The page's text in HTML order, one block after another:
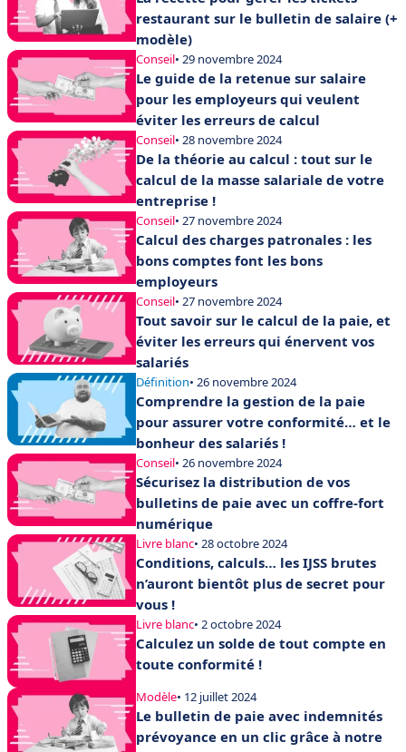
restaurant sur le bulletin de salaire (+
modèle)
Conseil• 29 novembre 2024
Le guide de la retenue sur salaire
pour les employeurs qui veulent
éviter les erreurs de calcul
Conseil• 28 novembre 2024
De la théorie au calcul : tout sur le
calcul de la masse salariale de votre
entreprise !
Conseil• 27 novembre 2024
Calcul des charges patronales : les
bons comptes font les bons
employeurs
Conseil• 27 novembre 2024
Tout savoir sur le calcul de la paie, et
éviter les erreurs qui énervent vos
salariés
Définition• 26 novembre 2024
Comprendre la gestion de la paie
pour assurer votre conformité… et le
bonheur des salariés !
Conseil• 26 novembre 2024
Sécurisez la distribution de vos
bulletins de paie avec un coffre-fort
numérique
Livre blanc• 28 octobre 2024
Conditions, calculs… les IJSS brutes
n’auront bientôt plus de secret pour
vous !
Livre blanc• 2 octobre 2024
Calculez un solde de tout compte en
toute conformité !
Modèle• 12 juillet 2024
Le bulletin de paie avec indemnités
prévoyance en un clic grâce à notre